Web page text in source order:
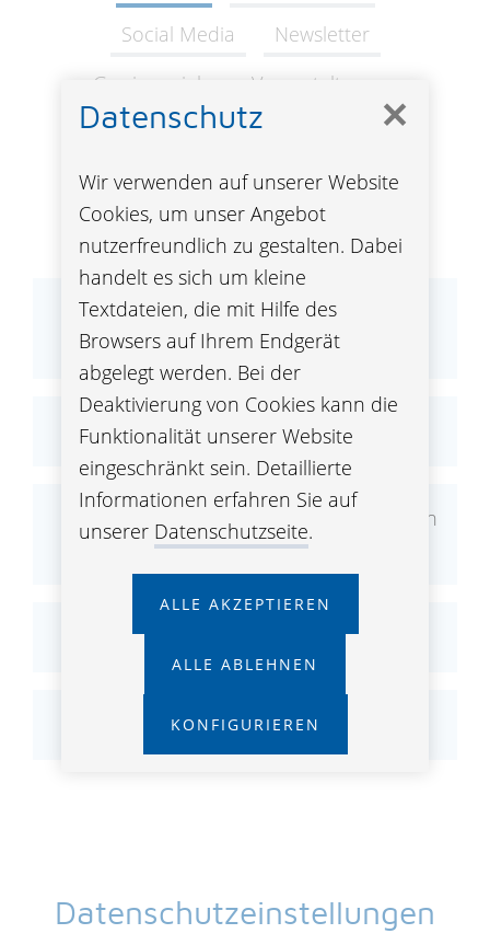
Social Media
Newsletter
Gewinnspiele
Veranstaltungen
Umfragen
Website
Datenschutzerklärung und
Informationspflicht
Cookies
Einbindung von Diensten und Inhalten
Jobangebote
Ihre Rechte
Datenschutzeinstellungen
✕
Datenschutz
Wir verwenden auf unserer Website
Cookies, um unser Angebot
nutzerfreundlich zu gestalten. Dabei
handelt es sich um kleine
Textdateien, die mit Hilfe des
Browsers auf Ihrem Endgerät
abgelegt werden. Bei der
Deaktivierung von Cookies kann die
Funktionalität unserer Website
eingeschränkt sein. Detaillierte
Informationen erfahren Sie auf
unserer Datenschutzseite.
ALLE AKZEPTIEREN
ALLE ABLEHNEN
KONFIGURIEREN